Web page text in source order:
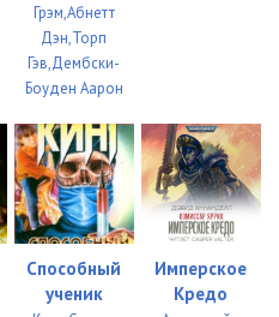
Грэм,Абнетт
Дэн,Торп
Гэв,Дембски-
Боуден Аарон
Способный
ученик
Имперское
Кредо